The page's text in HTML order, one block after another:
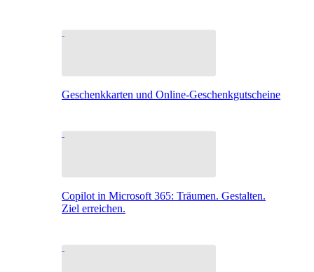
Geschenkkarten und Online-Geschenkgutscheine
Copilot in Microsoft 365: Träumen. Gestalten.
Ziel erreichen.